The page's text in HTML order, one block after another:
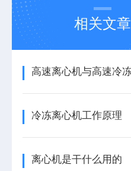
相关文章
冷冻离心机工作原理
离心机是干什么用的